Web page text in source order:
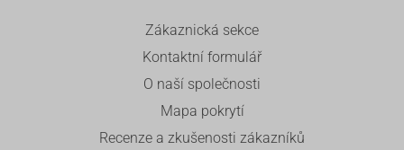
Zákaznická sekce
Kontaktní formulář
O naší společnosti
Mapa pokrytí
Recenze a zkušenosti zákazníků